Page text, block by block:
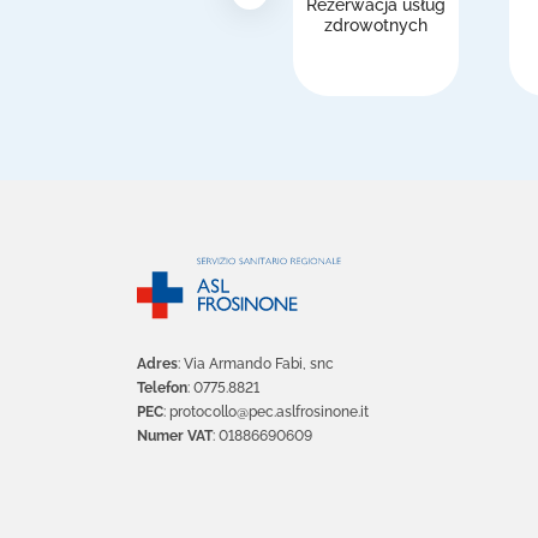
Rezerwacja usług
zdrowotnych
Adres: Via Armando Fabi, snc
Telefon: 0775.8821
PEC: protocollo@pec.aslfrosinone.it
Numer VAT: 01886690609